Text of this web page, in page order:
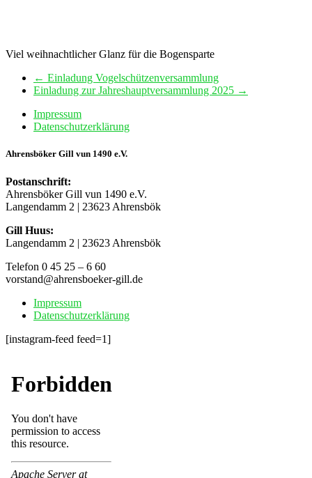
Viel weihnachtlicher Glanz für die Bogensparte
← Einladung Vogelschützenversammlung
Einladung zur Jahreshauptversammlung 2025 →
Impressum
Datenschutzerklärung
Ahrensböker Gill vun 1490 e.V.
Postanschrift:
Ahrensböker Gill vun 1490 e.V.
Langendamm 2 | 23623 Ahrensbök
Gill Huus:
Langendamm 2 | 23623 Ahrensbök
Telefon 0 45 25 – 6 60
vorstand@ahrensboeker-gill.de
Impressum
Datenschutzerklärung
[instagram-feed feed=1]